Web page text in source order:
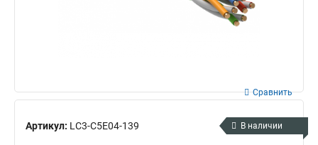
Артикул: LC3-C5E04-139
Сравнить
В наличии